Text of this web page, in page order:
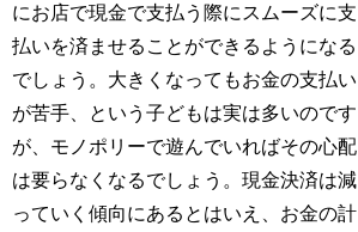
にお店で現金で支払う際にスムーズに支
払いを済ませることができるようになる
でしょう。大きくなってもお金の支払い
が苦手、という子どもは実は多いのです
が、モノポリーで遊んでいればその心配
は要らなくなるでしょう。現金決済は減
っていく傾向にあるとはいえ、お金の計